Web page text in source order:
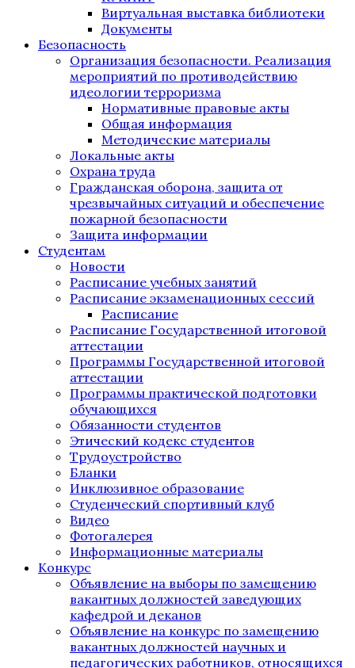
Виртуальная выставка библиотеки
Документы
Безопасность
Организация безопасности. Реализация
мероприятий по противодействию
идеологии терроризма
Нормативные правовые акты
Общая информация
Методические материалы
Локальные акты
Охрана труда
Гражданская оборона, защита от
чрезвычайных ситуаций и обеспечение
пожарной безопасности
Защита информации
Студентам
Новости
Расписание учебных занятий
Расписание экзаменационных сессий
Расписание
Расписание Государственной итоговой
аттестации
Программы Государственной итоговой
аттестации
Программы практической подготовки
обучающихся
Обязанности студентов
Этический кодекс студентов
Трудоустройство
Бланки
Инклюзивное образование
Студенческий спортивный клуб
Видео
Фотогалерея
Информационные материалы
Конкурс
Объявление на выборы по замещению
вакантных должностей заведующих
кафедрой и деканов
Объявление на конкурс по замещению
вакантных должностей научных и
педагогических работников, относящихся